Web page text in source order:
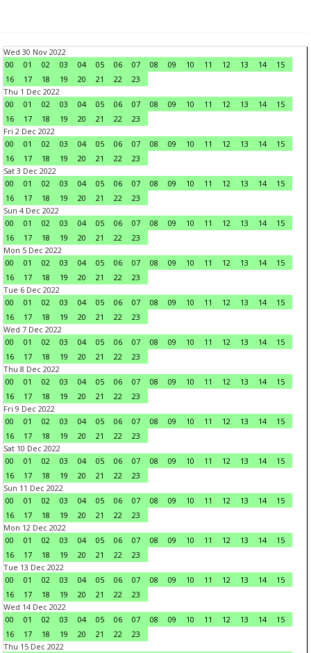
Wed 30 Nov 2022
00
01 02 03 04 05 06 07 08 09 10 11 12 13 14
15
16
17 18 19 20 21 22
23
Thu 1 Dec 2022
00
01 02 03 04 05 06 07 08 09 10 11 12 13 14
15
16
17 18 19 20 21 22
23
Fri 2 Dec 2022
00
01 02 03 04 05 06 07 08 09 10 11 12 13 14
15
16
17 18 19 20 21 22
23
Sat 3 Dec 2022
00
01 02 03 04 05 06 07 08 09 10 11 12 13 14
15
16
17 18 19 20 21 22
23
Sun 4 Dec 2022
00
01 02 03 04 05 06 07 08 09 10 11 12 13 14
15
16
17 18 19 20 21 22
23
Mon 5 Dec 2022
00
01 02 03 04 05 06 07 08 09 10 11 12 13 14
15
16
17 18 19 20 21 22
23
Tue 6 Dec 2022
00
01 02 03 04 05 06 07 08 09 10 11 12 13 14
15
16
17 18 19 20 21 22
23
Wed 7 Dec 2022
00
01 02 03 04 05 06 07 08 09 10 11 12 13 14
15
16
17 18 19 20 21 22
23
Thu 8 Dec 2022
00
01 02 03 04 05 06 07 08 09 10 11 12 13 14
15
16
17 18 19 20 21 22
23
Fri 9 Dec 2022
00
01 02 03 04 05 06 07 08 09 10 11 12 13 14
15
16
17 18 19 20 21 22
23
Sat 10 Dec 2022
00
01 02 03 04 05 06 07 08 09 10 11 12 13 14
15
16
17 18 19 20 21 22
23
Sun 11 Dec 2022
00
01 02 03 04 05 06 07 08 09 10 11 12 13 14
15
16
17 18 19 20 21 22
23
Mon 12 Dec 2022
00
01 02 03 04 05 06 07 08 09 10 11 12 13 14
15
16
17 18 19 20 21 22
23
Tue 13 Dec 2022
00
01 02 03 04 05 06 07 08 09 10 11 12 13 14
15
16
17 18 19 20 21 22
23
Wed 14 Dec 2022
00
01 02 03 04 05 06 07 08 09 10 11 12 13 14
15
16
17 18 19 20 21 22
23
Thu 15 Dec 2022